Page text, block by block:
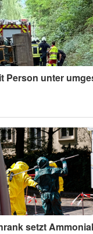
Person unter
setzt